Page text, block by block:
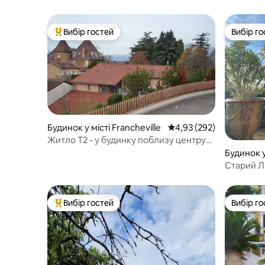
Топ вибір гостей
Вибір гостей
Будинок у місті Francheville Середня оцінка: 4,93 з
4,93 (292)
Житло T2 - у будинку поблизу центру
Вибір
Вибір
Будинок
Старий
Топ вибір гостей
Вибір гостей Вибір
Вибір